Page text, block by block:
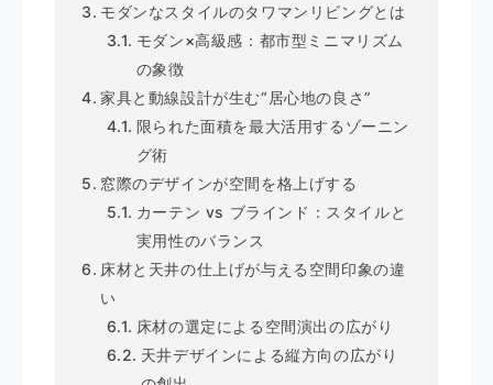
モダンなスタイルのタワマンリビングとは
モダン×高級感：都市型ミニマリズム
の象徴
家具と動線設計が生む“居心地の良さ”
限られた面積を最大活用するゾーニン
グ術
窓際のデザインが空間を格上げする
カーテン vs ブラインド：スタイルと
実用性のバランス
床材と天井の仕上げが与える空間印象の違
い
床材の選定による空間演出の広がり
天井デザインによる縦方向の広がり